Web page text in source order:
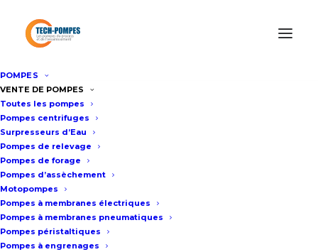
POMPES
VENTE DE POMPES
Toutes les pompes
Pompes centrifuges
Surpresseurs d’Eau
Pompes de relevage
Pompes de forage
Pompes d’assèchement
Motopompes
Pompes à membranes électriques
Pompes à membranes pneumatiques
Pompes péristaltiques
Pompes à engrenages
Accueil /Surpresseur Eau Professionnel
industriel GHV 10m3/h – 3bar
Surpresseur eau industriel GHV
10m3/h – 3bar
Fiche technique